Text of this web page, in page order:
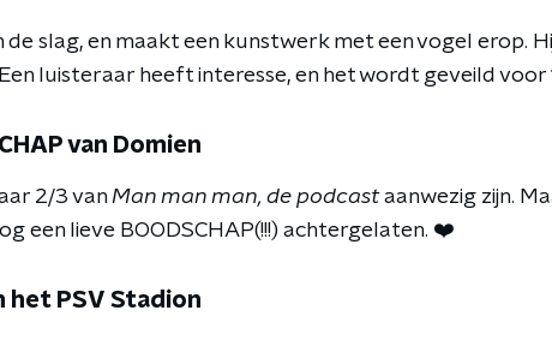
de slag, en maakt een kunstwerk met een vogel erop.
luisteraar heeft interesse, en het wordt geveild voor
van Domien
2/3 van Man man man, de podcastaanwezig zijn.
een lieve BOODSCHAP(!!!) achtergelaten. ❤️
het PSV Stadion